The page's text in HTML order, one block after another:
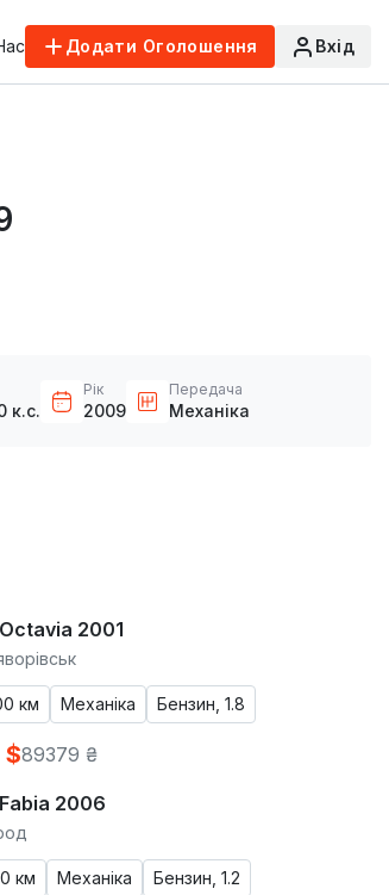
Додати Оголошення Вхід
к.с.
Рік
2009
Передача
Механіка
2001
км Механіка Бензин, 1.8
$89379 ₴
2006
км Механіка Бензин, 1.2